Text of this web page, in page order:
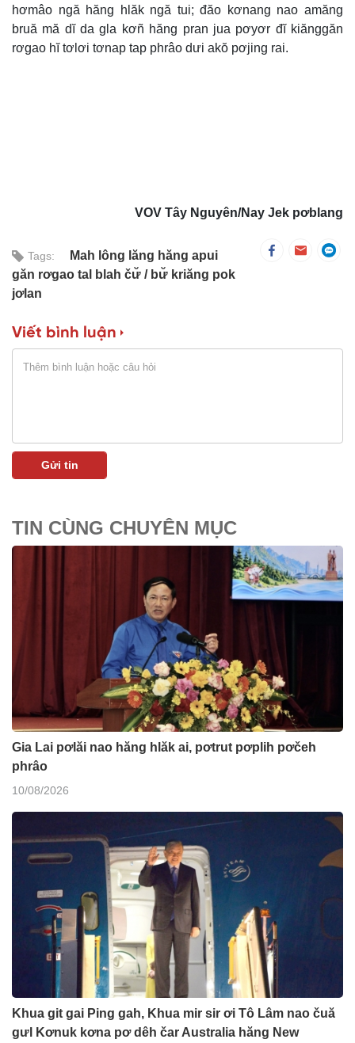
hơmâo ngă hăng hlăk ngă tui; đăo kơnang nao amăng
bruă mă dĭ da gla kơñ hăng pran jua pơyơr đĭ kiănggăn
rơgao hĭ tơlơi tơnap tap phrâo dưi akŏ pơjing rai.
VOV Tây Nguyên/Nay Jek pơblang
Tags:
Mah lông lăng hăng apui
găn rơgao tal blah čư̆
bư̆ kriăng pok
jơlan
Viết bình luận
TIN CÙNG CHUYÊN MỤC
Gia Lai pơlăi nao hăng hlăk ai, pơtrut pơplih pơčeh
phrâo
10/08/2026
Khua git gai Ping gah, Khua mir sir ơi Tô Lâm nao čuă
gưl Kơnuk kơna pơ dêh čar Australia hăng New